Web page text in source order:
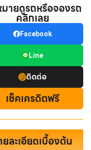
ายดูรถหรือจองรถ
คลิกเลย
Facebook
Line
ติดต่อ
เช็คเครดิตฟรี
ยละเอียดเบื้องต้น